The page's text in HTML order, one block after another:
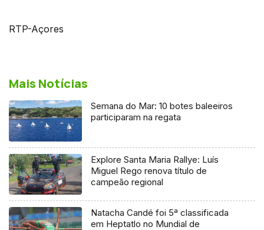
RTP-Açores
Mais Notícias
Semana do Mar: 10 botes baleeiros
participaram na regata
Explore Santa Maria Rallye: Luís
Miguel Rego renova título de
campeão regional
Natacha Candé foi 5ª classificada
em Heptatlo no Mundial de